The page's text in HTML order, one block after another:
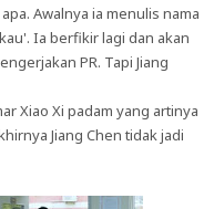
Awalnya ia menulis nama
Ia berfikir lagi dan akan
PR. Tapi Jiang
Xiao Xi padam yang artinya
Jiang Chen tidak jadi